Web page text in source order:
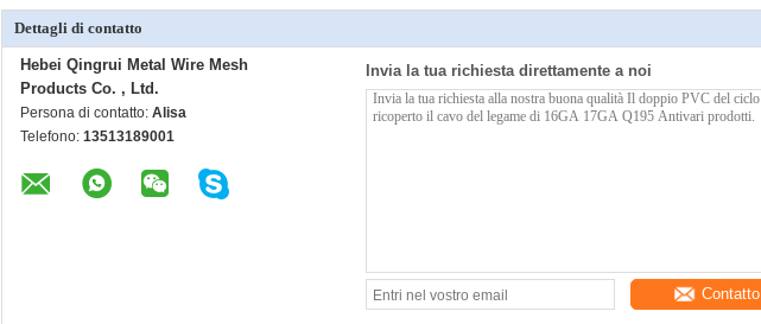
Dettagli di contatto
Hebei Qingrui Metal Wire Mesh
Products Co. , Ltd.
Persona di contatto: Alisa
Telefono: 13513189001
Invia la tua richiesta direttamente a noi
Contatto